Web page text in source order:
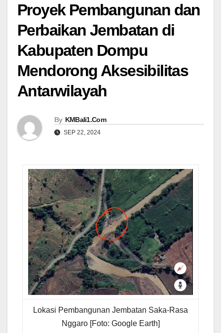
Proyek Pembangunan dan
Perbaikan Jembatan di
Kabupaten Dompu
Mendorong Aksesibilitas
Antarwilayah
By KMBali1.Com
SEP 22, 2024
Lokasi Pembangunan Jembatan Saka-Rasa
Nggaro [Foto: Google Earth]